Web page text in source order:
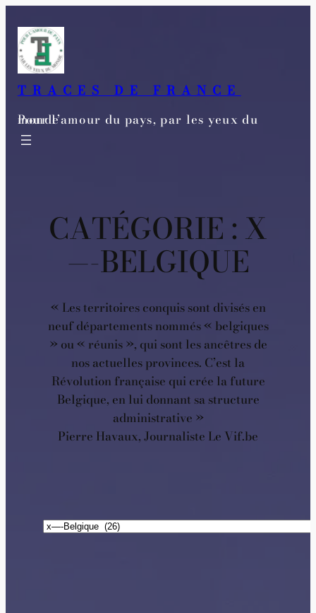
contenu
TRACES DE FRANCE
Pour l’amour du pays, par les yeux du monde
CATÉGORIE : X
—-BELGIQUE
« Les territoires conquis sont divisés en
neuf départements nommés « belgiques
» ou « réunis », qui sont les ancêtres de
nos actuelles provinces. C’est la
Révolution française qui crée la future
Belgique, en lui donnant sa structure
administrative »
Pierre Havaux, Journaliste Le Vif.be
Catégories